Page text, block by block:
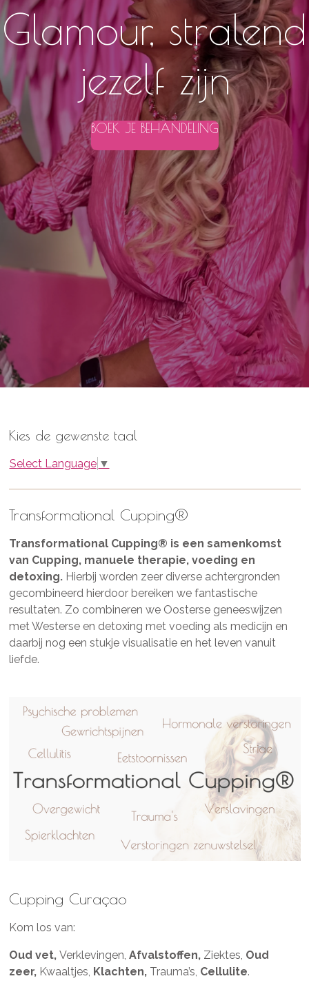
Glamour, stralend
jezelf zijn
BOEK JE BEHANDELING
Kies de gewenste taal
Select Language ▼
Transformational Cupping®
Transformational Cupping® is een samenkomst
van Cupping, manuele therapie, voeding en
detoxing.Hierbij worden zeer diverse achtergronden
gecombineerd hierdoor bereiken we fantastische
resultaten. Zo combineren we Oosterse geneeswijzen
met Westerse en detoxing met voeding als medicijn en
daarbij nog een stukje visualisatie en het leven vanuit
liefde.
Cupping Curaçao
Kom los van:
Oud vet,Verklevingen, Afvalstoffen,Ziektes, Oud
zeer,Kwaaltjes, Klachten,Trauma’s, Cellulite.